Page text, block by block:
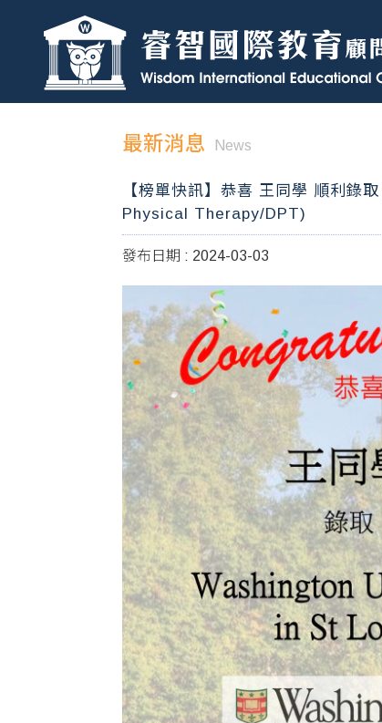
最新消息 News
【榜單快訊】恭喜 王同學 順利
Physical Therapy/DPT)
發布日期 : 2024-03-03